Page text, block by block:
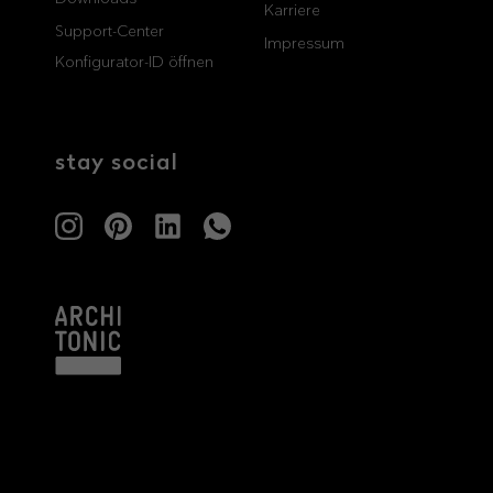
professionals showrooms
Support-Center
Konfigurator-ID öffnen
Karriere
Impressum
stay social